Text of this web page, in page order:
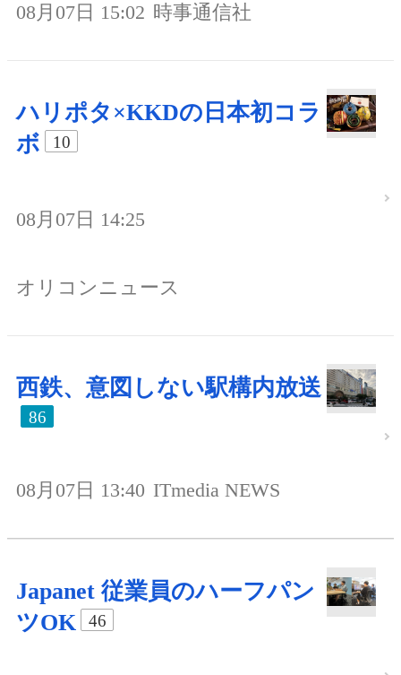
08月07日 15:02 時事通信社
ハリポタ×KKDの日本初コラ
ボ
10
08月07日 14:25
オリコンニュース
西鉄、意図しない駅構内放送
86
08月07日 13:40 ITmedia NEWS
Japanet 従業員のハーフパン
ツOK
46